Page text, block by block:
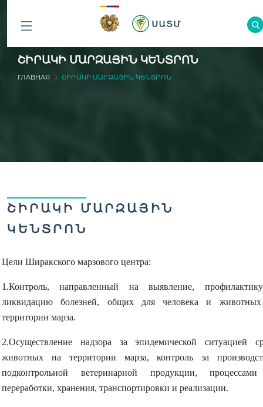
ԲՈԼՈՐ
ԲԱԺԻՆՆԵՐԸ
ՇԻՐԱԿԻ ՄԱՐԶԱՅԻՆ ԿԵՆՏՐՈՆ
ГЛАВНАЯ ՇԻՐԱԿԻ ՄԱՐԶԱՅԻՆ ԿԵՆՏՐՈՆ
ՇԻՐԱԿԻ ՄԱՐԶԱՅԻՆ
ԿԵՆՏՐՈՆ
Цели Ширакского марзового центра:
1.Контроль, направленный на выявление,
ликвидацию болезней, общих для человека и
территории марза.
2.Осуществление надзора за эпидемической ситуацией
животных на территории марза, контроль за
подконтрольной ветеринарной продукции,
переработки, хранения, транспортировки и реализации.